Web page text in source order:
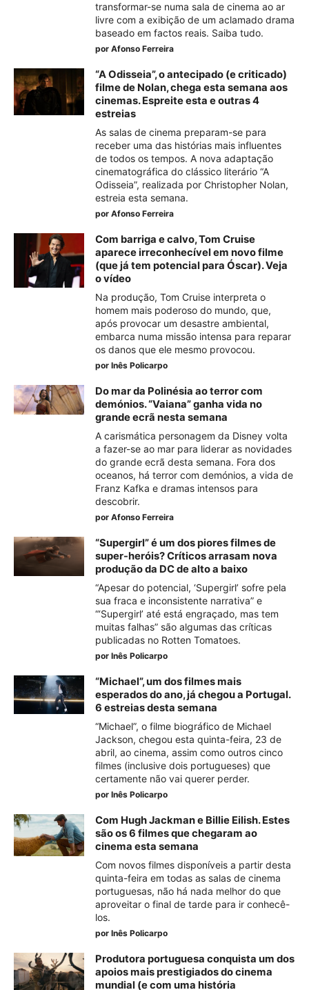
transformar-se numa sala de cinema ao ar
livre com a exibição de um aclamado drama
baseado em factos reais. Saiba tudo.
por Afonso Ferreira
“A Odisseia”, o antecipado (e criticado)
filme de Nolan, chega esta semana aos
cinemas. Espreite esta e outras 4
estreias
As salas de cinema preparam-se para
receber uma das histórias mais influentes
de todos os tempos. A nova adaptação
cinematográfica do clássico literário “A
Odisseia”, realizada por Christopher Nolan,
estreia esta semana.
por Afonso Ferreira
Com barriga e calvo, Tom Cruise
aparece irreconhecível em novo filme
(que já tem potencial para Óscar). Veja
o vídeo
Na produção, Tom Cruise interpreta o
homem mais poderoso do mundo, que,
após provocar um desastre ambiental,
embarca numa missão intensa para reparar
os danos que ele mesmo provocou.
por Inês Policarpo
Do mar da Polinésia ao terror com
demónios. “Vaiana” ganha vida no
grande ecrã nesta semana
A carismática personagem da Disney volta
a fazer-se ao mar para liderar as novidades
do grande ecrã desta semana. Fora dos
oceanos, há terror com demónios, a vida de
Franz Kafka e dramas intensos para
descobrir.
por Afonso Ferreira
“Supergirl” é um dos piores filmes de
super-heróis? Críticos arrasam nova
produção da DC de alto a baixo
“Apesar do potencial, ‘Supergirl’ sofre pela
sua fraca e inconsistente narrativa” e
“‘Supergirl’ até está engraçado, mas tem
muitas falhas” são algumas das críticas
publicadas no Rotten Tomatoes.
por Inês Policarpo
“Michael”, um dos filmes mais
esperados do ano, já chegou a Portugal.
6 estreias desta semana
“Michael”, o filme biográfico de Michael
Jackson, chegou esta quinta-feira, 23 de
abril, ao cinema, assim como outros cinco
filmes (inclusive dois portugueses) que
certamente não vai querer perder.
por Inês Policarpo
Com Hugh Jackman e Billie Eilish. Estes
são os 6 filmes que chegaram ao
cinema esta semana
Com novos filmes disponíveis a partir desta
quinta-feira em todas as salas de cinema
portuguesas, não há nada melhor do que
aproveitar o final de tarde para ir conhecê-
los.
por Inês Policarpo
Produtora portuguesa conquista um dos
apoios mais prestigiados do cinema
mundial (e com uma história